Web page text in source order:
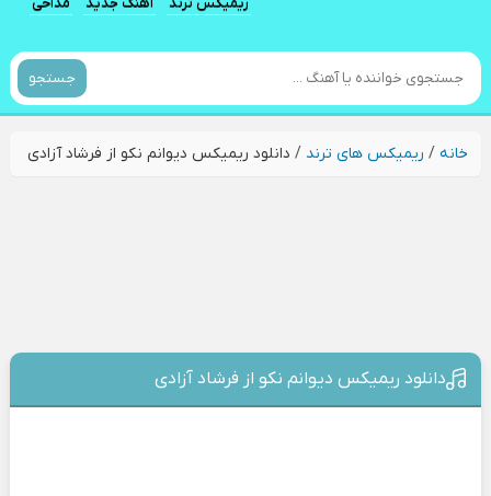
جستجو
خانه/ ریمیکس های ترند / دانلود ریمیکس دیوانم نکو از فرشاد آزادی
دانلود ریمیکس دیوانم نکو از فرشاد آزادی